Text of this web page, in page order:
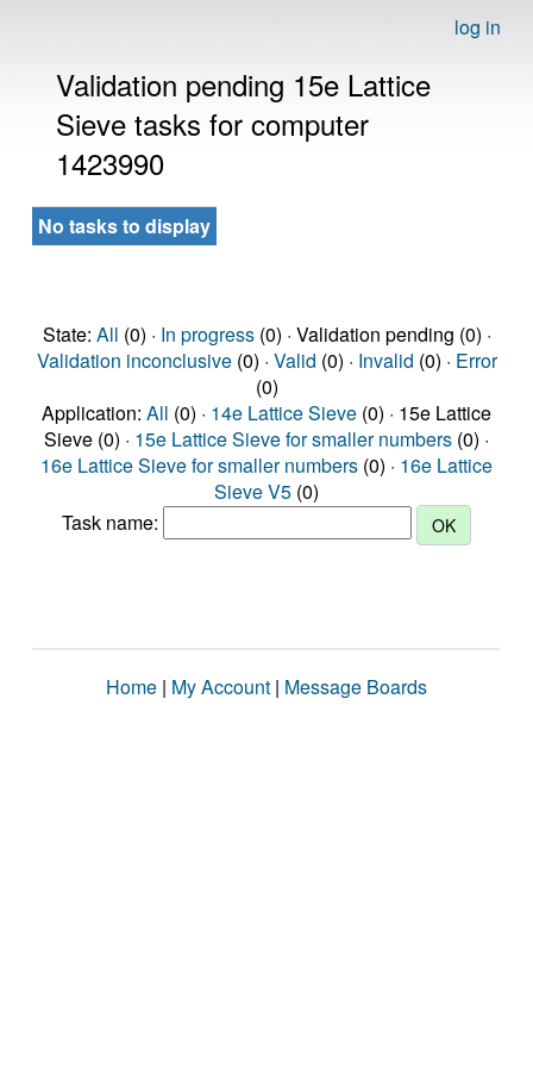
log in
Validation pending 15e Lattice
Sieve tasks for computer
1423990
No tasks to display
State: All (0) · In progress(0) · Validation pending (0) ·
Validation inconclusive(0) · Valid (0) · Invalid (0) · Error
(0)
Application: All (0) · 14e Lattice Sieve (0) · 15e Lattice
Sieve (0) · 15e Lattice Sieve for smaller numbers (0) ·
16e Lattice Sieve for smaller numbers (0) · 16e Lattice
Sieve V5 (0)
Task name:
Home | My Account | Message Boards